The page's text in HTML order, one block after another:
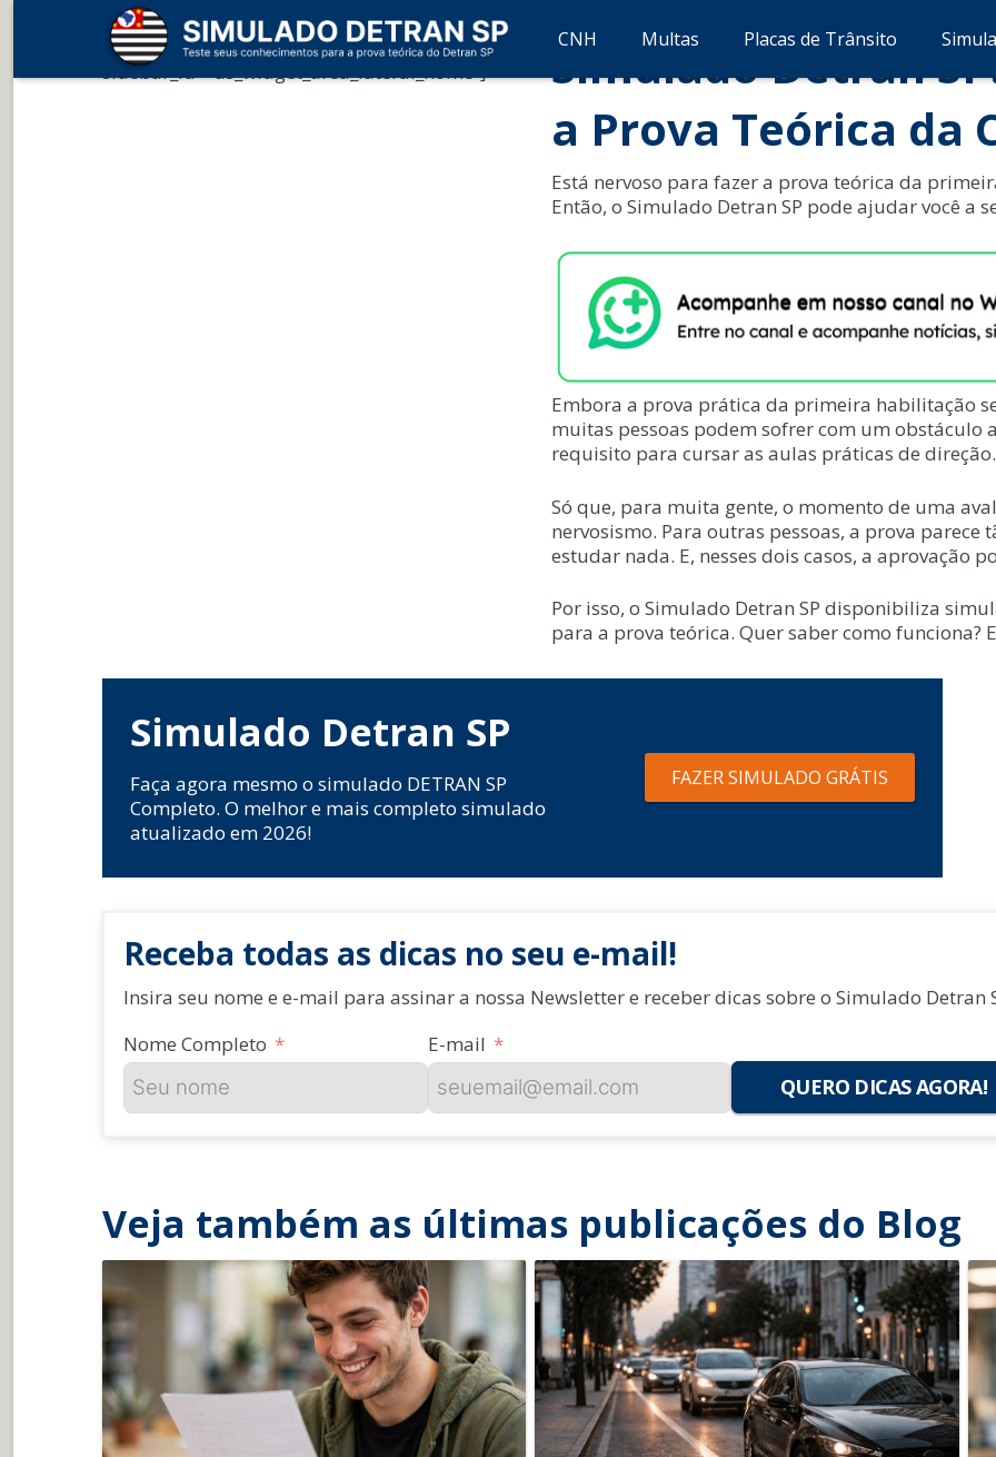
CNH Multas Placas de Trânsito
Conteúdo informativo, perguntas e respostas sobre trânsito e Detran – Não oficial
[vc_widget_sidebar
sidebar_id=”us_widget_area_lateral_home”]
Simulado Detran
a Prova Teórica da
Está nervoso para fazer a prova teórica da
Então, o Simulado Detran SP pode ajudar você a
Embora a prova prática da primeira habilitação
muitas pessoas podem sofrer com um obstáculo
requisito para cursar as aulas práticas de
Só que, para muita gente, o momento de uma
nervosismo. Para outras pessoas, a prova
estudar nada. E, nesses dois casos, a aprovação
Por isso, o Simulado Detran SP disponibiliza
para a prova teórica. Quer saber como funciona?
Simulado Detran SP
Faça agora mesmo o simulado DETRAN SP
Completo. O melhor e mais completo simulado
atualizado em 2026!
FAZER SIMULADO GRÁTIS
Receba todas as dicas no seu e-mail!
Insira seu nome e e-mail para assinar a nossa Newsletter e receber dicas sobre o Simulado Detran
Nome Completo
E-mail
QUERO DICAS AGORA!
Veja também as últimas publicações do Blog